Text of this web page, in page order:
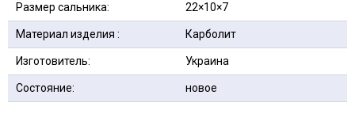
Размер сальника: 22×10×7
Материал изделия : Карболит
Изготовитель: Украина
Состояние: новое